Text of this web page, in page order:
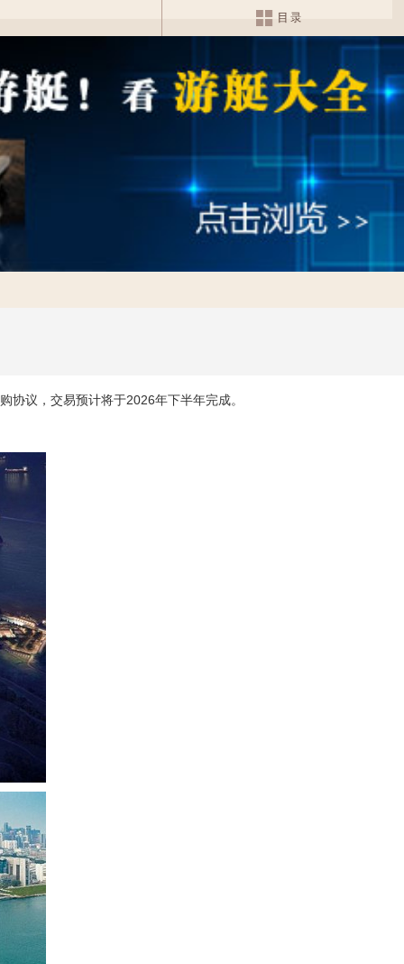
议，交易预计将于2026年下半年完成。